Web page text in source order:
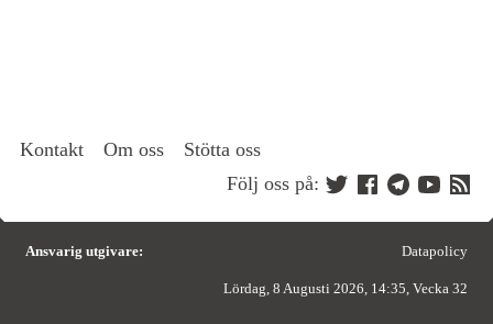
Kontakt Om oss
Stötta oss
Följ oss på:
Ansvarig utgivare: Datapolicy
Lördag, 8 Augusti 2026, 14:35, Vecka 32